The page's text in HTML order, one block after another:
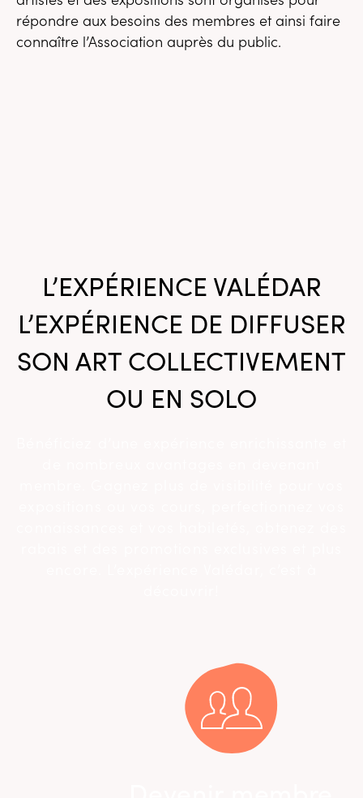
répondre aux besoins des membres et ainsi faire
connaître l’Association auprès du public.
L’EXPÉRIENCE VALÉDAR
L’EXPÉRIENCE DE DIFFUSER
SON ART COLLECTIVEMENT
OU EN SOLO